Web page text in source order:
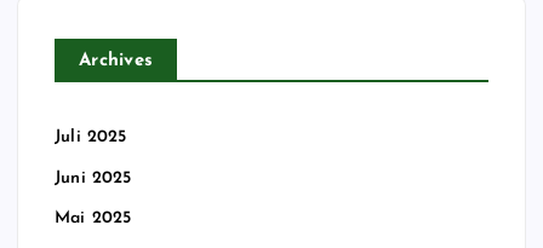
Archives
Juli 2025
Juni 2025
Mai 2025